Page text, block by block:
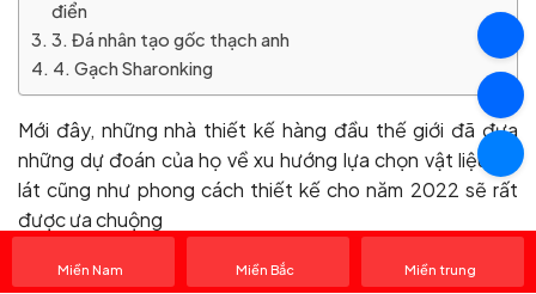
điển
3. Đá nhân tạo gốc thạch anh
4. Gạch Sharonking
Mới đây, những nhà thiết kế hàng đầu thế giới đã đưa
những dự đoán của họ về xu hướng lựa chọn vật liệu ốp
lát cũng như phong cách thiết kế cho năm 2022 sẽ rất
được ưa chuộng
1. Sử dụng vật liệu đá tự nhiên
Miền Nam Miền Bắc Miền trung